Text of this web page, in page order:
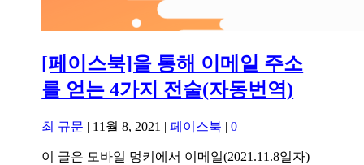
[페이스북]을 통해 이메일 주소
를 얻는 4가지 전술(자동번역)
최 규문 | 11월 8, 2021 |페이스북 |0
이 글은 모바일 멍키에서 이메일(2021.11.8일자)